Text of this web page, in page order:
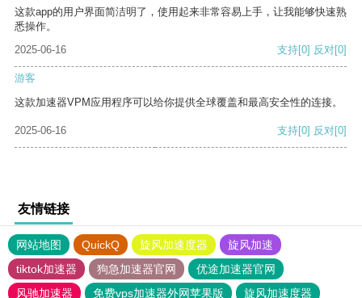
这款app的用户界面简洁明了，使用起来非常容易上手，让我能够快速熟
悉操作。
2025-06-16
支持[0] 反对[0]
游客
这款加速器VPM应用程序可以给你提供全球覆盖和最高安全性的连接。
2025-06-16 支持[0] 反对[0]
友情链接
网站地图 QuickQ 旋风加速度器
旋风加速
tiktok加速器
狗急加速器官网
优途加速器官网
风驰加速器
免费vps加速器外网苹果版 旋风加速度器